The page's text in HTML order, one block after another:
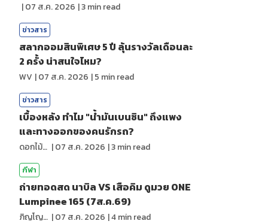
|07 ส.ค. 2026 |3min read
ข่าวสาร
สลากออมสินพิเศษ 5 ปี ลุ้นรางวัลเดือนละ
2 ครั้ง น่าสนใจไหม?
WV |07 ส.ค. 2026 |5 min read
ข่าวสาร
เบื้องหลัง ทำไม "น้ำมันเบนซิน" ถึงแพง
และทางออกของคนรักรถ?
ดอกไม้กับสายน้ำ |07 ส.ค. 2026 |3min read
กีฬา
ถ่ายทอดสด นาบิล VS เสือคิม ดูมวย ONE
Lumpinee 165 (7ส.ค.69)
ภิญโญ ส่องแสง |07 ส.ค. 2026 |4min read